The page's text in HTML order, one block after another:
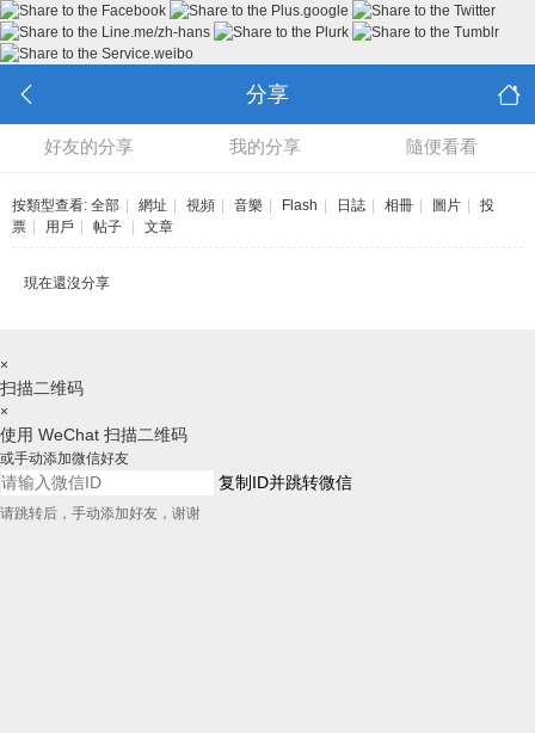
分享
好友的分享 我的分享 隨便看看
按類型查看: 全部 網址 視頻 音樂 Flash 日誌 相冊 圖片
投
票
用戶 帖子 文章
現在還沒分享
×
扫描二维码
×
使用 WeChat 扫描二维码
或手动添加微信好友
复制ID并跳转微信
请跳转后，手动添加好友，谢谢